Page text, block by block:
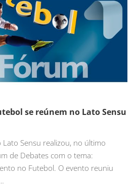
se reúnem no Lato Sensu
Sensu realizou, no último
de Debates com o tema:
no Futebol. O evento reuniu